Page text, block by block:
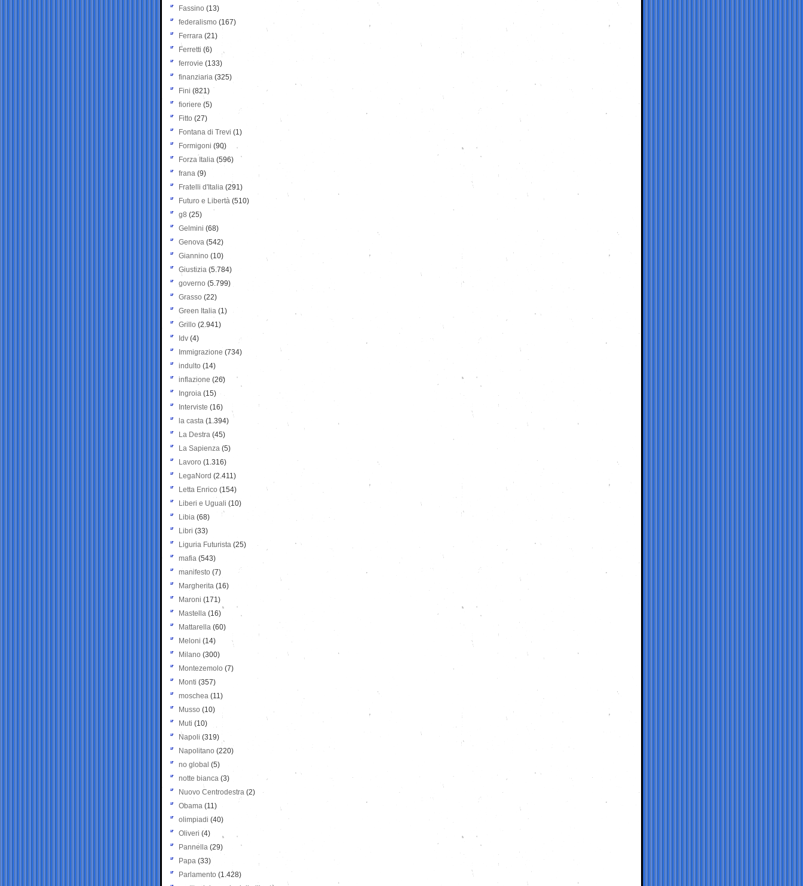
Fassino (13)
federalismo (167)
Ferrara (21)
Ferretti (6)
ferrovie (133)
finanziaria (325)
Fini (821)
fioriere (5)
Fitto (27)
Fontana di Trevi (1)
Formigoni (90)
Forza Italia (596)
frana (9)
Fratelli d'Italia (291)
Futuro e Libertà (510)
g8 (25)
Gelmini (68)
Genova (542)
Giannino (10)
Giustizia (5.784)
governo (5.799)
Grasso (22)
Green Italia (1)
Grillo (2.941)
Idv (4)
Immigrazione (734)
indulto (14)
inflazione (26)
Ingroia (15)
Interviste (16)
la casta (1.394)
La Destra (45)
La Sapienza (5)
Lavoro (1.316)
LegaNord (2.411)
Letta Enrico (154)
Liberi e Uguali (10)
Libia (68)
Libri (33)
Liguria Futurista (25)
mafia (543)
manifesto (7)
Margherita (16)
Maroni (171)
Mastella (16)
Mattarella (60)
Meloni (14)
Milano (300)
Montezemolo (7)
Monti (357)
moschea (11)
Musso (10)
Muti (10)
Napoli (319)
Napolitano (220)
no global (5)
notte bianca (3)
Nuovo Centrodestra (2)
Obama (11)
olimpiadi (40)
Oliveri (4)
Pannella (29)
Papa (33)
Parlamento (1.428)